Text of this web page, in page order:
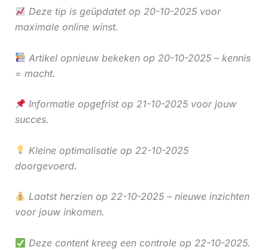
Deze tip is geüpdatet op 20-10-2025 voor
maximale online winst.
Artikel opnieuw bekeken op 20-10-2025 – kennis
= macht.
Informatie opgefrist op 21-10-2025 voor jouw
succes.
Kleine optimalisatie op 22-10-2025
doorgevoerd.
Laatst herzien op 22-10-2025 – nieuwe inzichten
voor jouw inkomen.
Deze content kreeg een controle op 22-10-2025.